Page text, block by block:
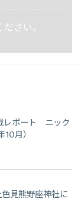
ださい。
レポート ニック
月）
見熊野座神社に